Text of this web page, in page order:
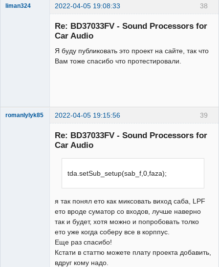
38
liman324 2022-04-05 19:08:33
Re: BD37033FV - Sound Processors for
Car Audio
Я буду публиковать это проект на сайте, так что
Вам тоже спасибо что протестировали.
39
romanlylyk85 2022-04-05 19:15:56
Re: BD37033FV - Sound Processors for
Car Audio
tda.setSub_setup(sab_f,0,faza);
я так понял ето как миксовать виход саба, LPF
ето вроде суматор со входов, лучше наверно
так и будет, хотя можно и попробовать толко
ето уже когда соберу все в корппус.
Еще раз спасибо!
Кстати в статтю можете плату проекта добавить,
вдруг кому надо.